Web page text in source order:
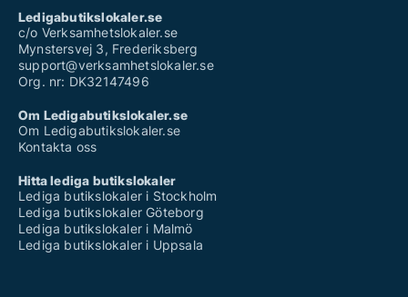
Ledigabutikslokaler.se
c/o Verksamhetslokaler.se
Mynstersvej 3, Frederiksberg
support@verksamhetslokaler.se
Org. nr: DK32147496
Om Ledigabutikslokaler.se
Om Ledigabutikslokaler.se
Kontakta oss
Hitta lediga butikslokaler
Lediga butikslokaler i Stockholm
Lediga butikslokaler Göteborg
Lediga butikslokaler i Malmö
Lediga butikslokaler i Uppsala